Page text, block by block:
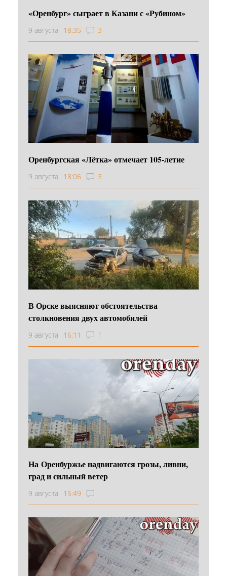
«Оренбург» сыграет в Казани с «Рубином»
9 августа 18:35 3
Оренбургская «Лётка» отмечает 105-летие
9 августа 18:06 3
В Орске выясняют обстоятельства
столкновения двух автомобилей
9 августа 16:11 1
На Оренбуржье надвигаются грозы, ливни,
град и сильный ветер
9 августа 15:49